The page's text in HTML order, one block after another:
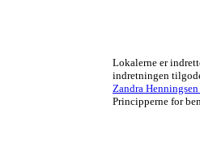
Lokalerne er
indretningen
Zandra Henningsen
Principperne for